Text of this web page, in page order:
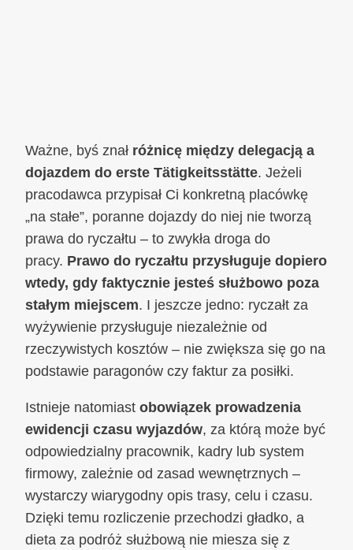
Ważne, byś znał różnicę między delegacją a
dojazdem do erste Tätigkeitsstätte. Jeżeli
pracodawca przypisał Ci konkretną placówkę
„na stałe”, poranne dojazdy do niej nie tworzą
prawa do ryczałtu – to zwykła droga do
pracy. Prawo do ryczałtu przysługuje dopiero
wtedy, gdy faktycznie jesteś służbowo poza
stałym miejscem. I jeszcze jedno: ryczałt za
wyżywienie przysługuje niezależnie od
rzeczywistych kosztów – nie zwiększa się go na
podstawie paragonów czy faktur za posiłki.
Istnieje natomiast obowiązek prowadzenia
ewidencji czasu wyjazdów, za którą może być
odpowiedzialny pracownik, kadry lub system
firmowy, zależnie od zasad wewnętrznych –
wystarczy wiarygodny opis trasy, celu i czasu.
Dzięki temu rozliczenie przechodzi gładko, a
dieta za podróż służbową nie miesza się z